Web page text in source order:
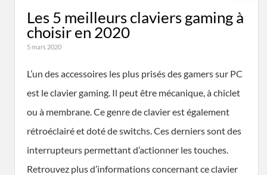
Les 5 meilleurs claviers gaming à
choisir en 2020
5 mars 2020
L’un des accessoires les plus prisés des gamers sur PC
est le clavier gaming. Il peut être mécanique, à chiclet
ou à membrane. Ce genre de clavier est également
rétroéclairé et doté de switchs. Ces derniers sont des
interrupteurs permettant d’actionner les touches.
Retrouvez plus d’informations concernant ce clavier